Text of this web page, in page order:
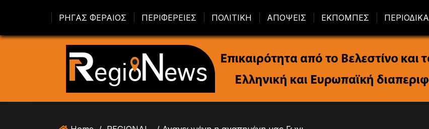
ΡΗΓΑΣ ΦΕΡΑΙΟΣ ΠΕΡΙΦΕΡΕΙΕΣ ΠΟΛΙΤΙΚΗ ΑΠΟΨΕΙΣ ΕΚΠΟΜΠΕΣ ΠΕΡΙΟΔΙΚΑ